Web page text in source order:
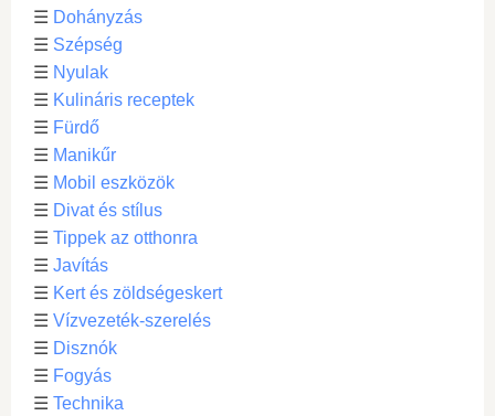
☰ Dohányzás
☰ Szépség
☰ Nyulak
☰ Kulináris receptek
☰ Fürdő
☰ Manikűr
☰ Mobil eszközök
☰ Divat és stílus
☰ Tippek az otthonra
☰ Javítás
☰ Kert és zöldségeskert
☰ Vízvezeték-szerelés
☰ Disznók
☰ Fogyás
☰ Technika